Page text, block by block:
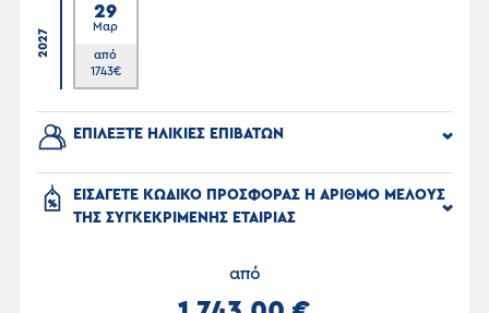
2027
29
Μαρ
από
1743€
ΕΠΙΛΕΞΤΕ ΗΛΙΚΙΕΣ ΕΠΙΒΑΤΩΝ
ΕΙΣΑΓΕΤΕ ΚΩΔΙΚΟ ΠΡΟΣΦΟΡΑΣ Η ΑΡΙΘΜΟ ΜΕΛΟΥΣ
ΤΗΣ ΣΥΓΚΕΚΡΙΜΕΝΗΣ ΕΤΑΙΡΙΑΣ
από